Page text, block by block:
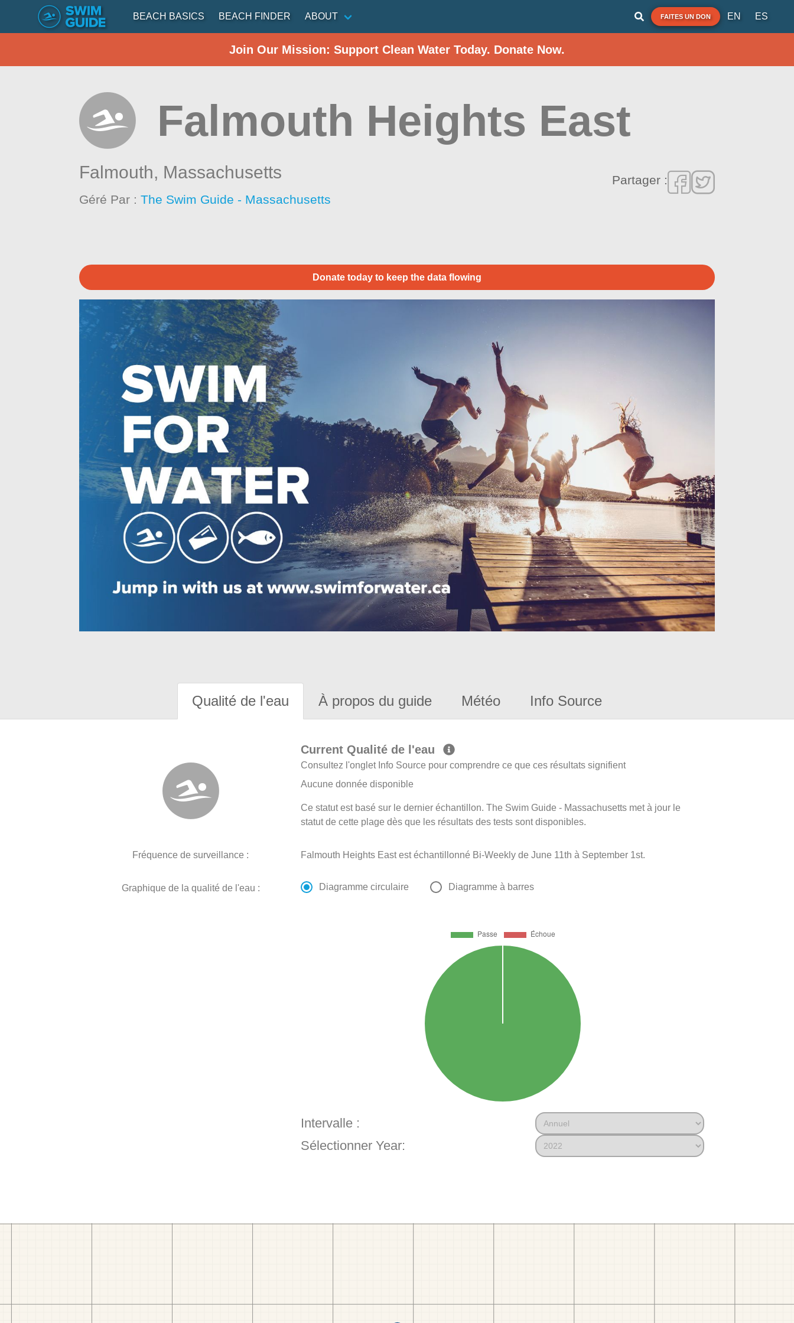
BEACH BASICS BEACH FINDER ABOUT FAITES UN DON EN ES
Join Our Mission: Support Clean Water Today. Donate Now.
Falmouth Heights East
Falmouth, Massachusetts
Géré Par :The Swim Guide - Massachusetts
Partager :
Donate today to keep the data flowing
Qualité de l'eau À propos du guide Météo Info Source
Current Qualité de l'eau
Consultez l'onglet Info Source pour comprendre ce que ces résultats signifient
Aucune donnée disponible
Ce statut est basé sur le dernier échantillon. The Swim Guide - Massachusetts met à jour le
statut de cette plage dès que les résultats des tests sont disponibles.
Fréquence de surveillance : Falmouth Heights East est échantillonné Bi-Weekly de June 11th à September 1st.
Graphique de la qualité de l'eau : Diagramme circulaire Diagramme à barres
Intervalle :
Sélectionner Year: